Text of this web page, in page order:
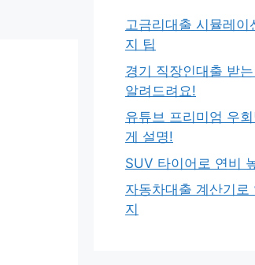
고금리대출 시뮬레이
지 팁
경기 직장인대출 받
알려드려요!
유튜브 프리미엄 우
게 설명!
SUV 타이어로 연비
자동차대출 계산기로
지